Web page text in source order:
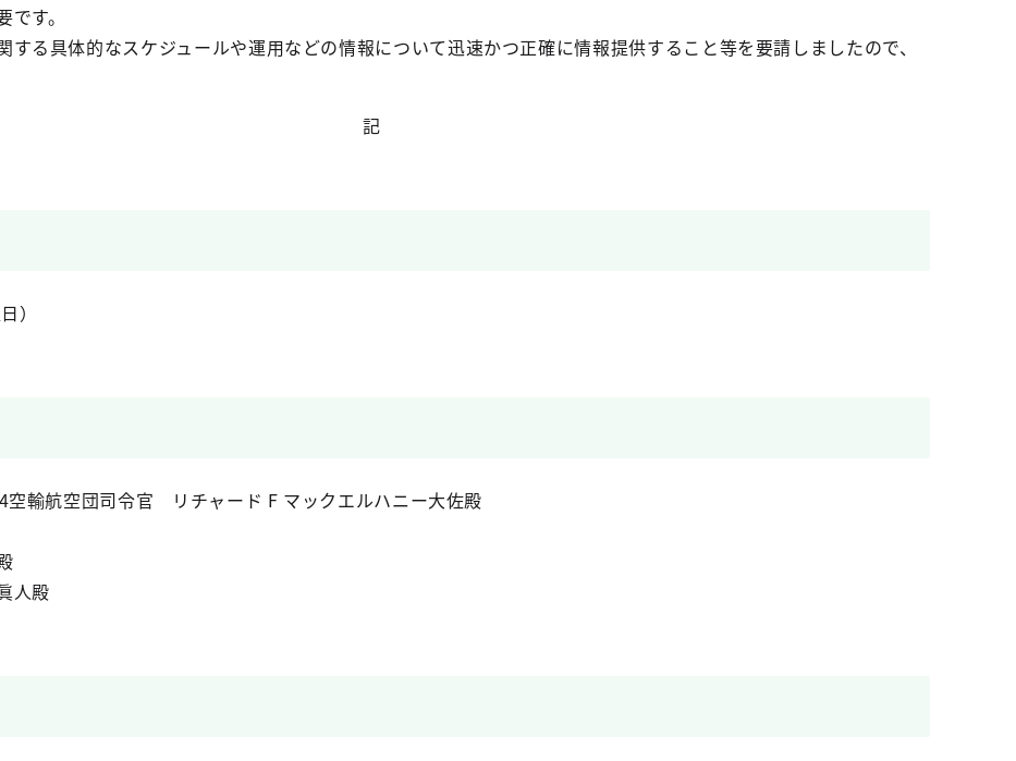
す。
する具体的なスケジュールや運用などの情報について迅速かつ正確に情報提供すること等を要請しましたので、
記
）
空輸航空団司令官 リチャード F マックエルハニー大佐殿
人殿